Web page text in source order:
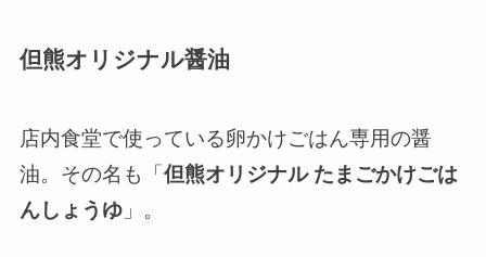
但熊オリジナル醤油
店内食堂で使っている卵かけごはん専用の醤
油。その名も「但熊オリジナル たまごかけごは
んしょうゆ」。